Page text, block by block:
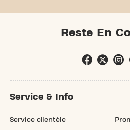
Reste En
Service & Info
Service clientèle